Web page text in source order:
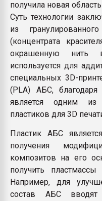
получила новая
Суть технологии
из
(концентрата
окрашенную нить
используется для
специальных 3D-
(PLA) АБС,
является одним
пластиков для 3D
Пластик АБС
получения
композитов на его
получить
Например, для
состав АБС вводят